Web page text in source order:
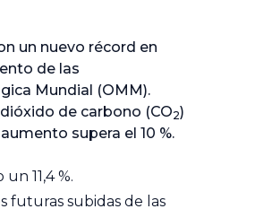
un nuevo récord en
de las
Mundial (OMM).
de carbono (CO2)
supera el 10 %.
11,4 %.
futuras subidas de las